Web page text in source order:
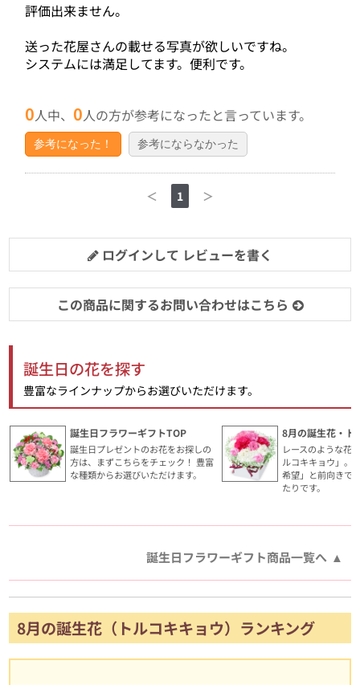
評価出来ません。
送った花屋さんの載せる写真が欲しいですね。
システムには満足してます。便利です。
0人中、0人の方が参考になったと言っています。
参考になった！ 参考にならなかった
＜ 1 ＞
ログインして レビューを書く
この商品に関するお問い合わせはこちら
誕生日の花を探す
豊富なラインナップからお選びいただけます。
誕生日フラワーギフトTOP
誕生日プレゼントのお花をお探しの
方は、まずこちらをチェック！ 豊富
な種類からお選びいただけます。
8月の誕生花・ト
レースのような花
ルコキキョウ」。
希望」と前向きで
たりです。
誕生日フラワーギフト商品一覧へ
8月の誕生花（トルコキキョウ）ランキング